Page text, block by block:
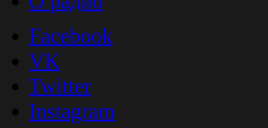
Facebook
VK
Twitter
Instagram